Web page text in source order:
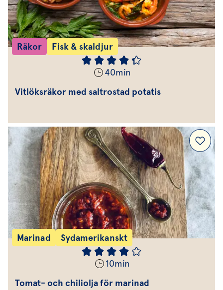
Räkor Fisk & skaldjur
40min
Vitlöksräkor med saltrostad potatis
Marinad Sydamerikanskt
10min
Tomat- och chiliolja för marinad